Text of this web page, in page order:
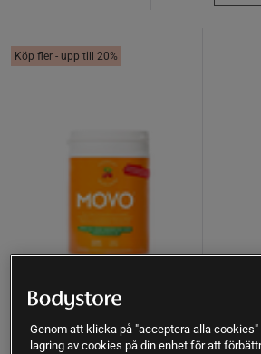
Köp fler - upp till 20%
2 recensioner
MOVO
Genom att klicka på "acceptera alla cookies"
lagring av cookies på din enhet för att